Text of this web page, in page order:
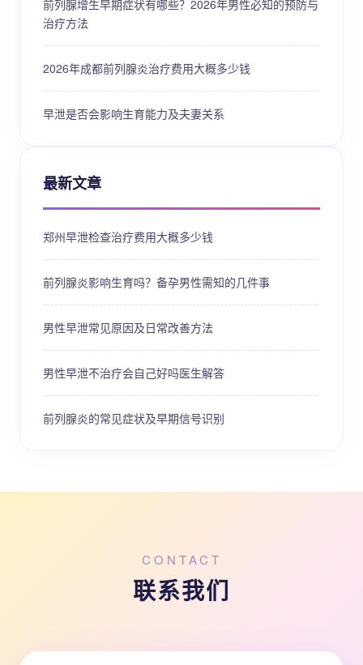
前列腺增生早期症状有哪些？2026年男性必知的预防与
治疗方法
2026年成都前列腺炎治疗费用大概多少钱
早泄是否会影响生育能力及夫妻关系
最新文章
郑州早泄检查治疗费用大概多少钱
前列腺炎影响生育吗？备孕男性需知的几件事
男性早泄常见原因及日常改善方法
男性早泄不治疗会自己好吗医生解答
前列腺炎的常见症状及早期信号识别
CONTACT
联系我们